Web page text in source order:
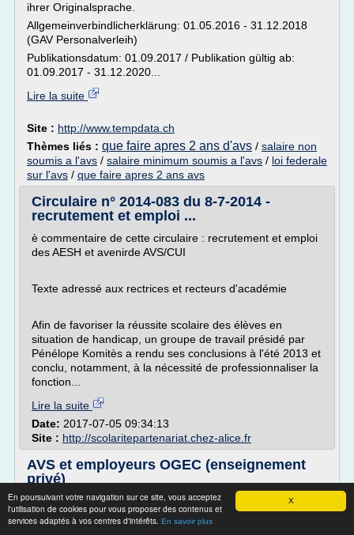
X
En poursuivant votre navigation sur ce site, vous acceptez
l'utilisation de cookies pour vous proposer des contenus et
services adaptés à vos centres d'intérêts. En savoir plus
ihrer Originalsprache.
Allgemeinverbindlicherklärung: 01.05.2016 - 31.12.2018
(GAV Personalverleih)
Publikationsdatum: 01.09.2017 / Publikation gültig ab:
01.09.2017 - 31.12.2020...
Lire la suite
Site : http://www.tempdata.ch
Thèmes liés : que faire apres 2 ans d'avs / salaire non
soumis a l'avs / salaire minimum soumis a l'avs / loi federale
sur l'avs / que faire apres 2 ans avs
Circulaire n° 2014-083 du 8-7-2014 -
recrutement et emploi ...
è commentaire de cette circulaire : recrutement et emploi
des AESH et avenirde AVS/CUI
Texte adressé aux rectrices et recteurs d'académie
Afin de favoriser la réussite scolaire des élèves en
situation de handicap, un groupe de travail présidé par
Pénélope Komitès a rendu ses conclusions à l'été 2013 et
conclu, notamment, à la nécessité de professionnaliser la
fonction...
Lire la suite
Date: 2017-07-05 09:34:13
Site : http://scolaritepartenariat.chez-alice.fr
AVS et employeurs OGEC (enseignement
privé)
AVS et employeurs OGEC (enseignement privé)